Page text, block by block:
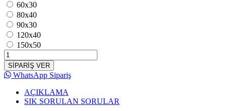
60x30
80x40
90x30
120x40
150x50
SİPARİŞ VER
WhatsApp Sipariş
AÇIKLAMA
SIK SORULAN SORULAR